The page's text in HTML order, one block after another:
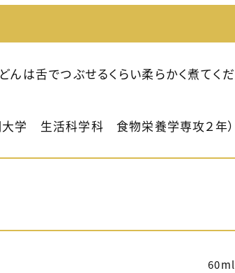
んは舌でつぶせるくらい柔らかく煮てくだ
大学 生活科学科 食物栄養学専攻２年）
60ml